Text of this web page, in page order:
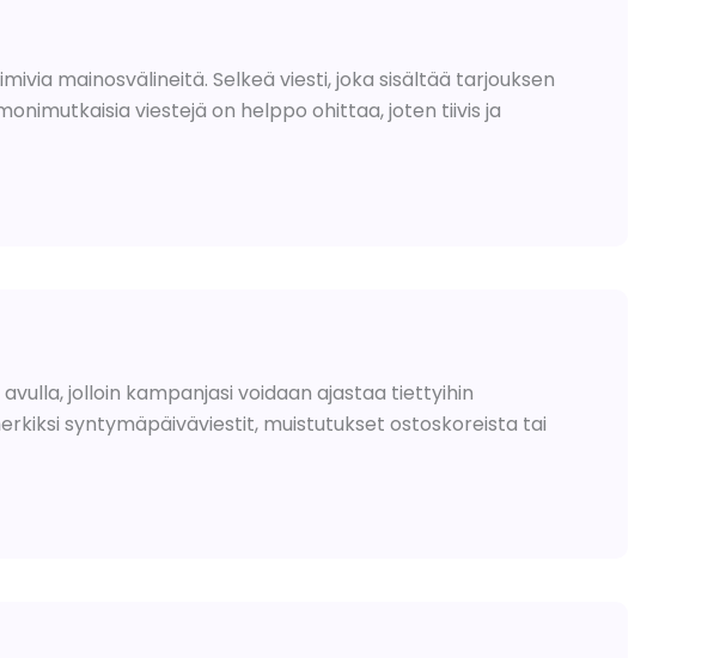
mainosvälineitä. Selkeä viesti, joka sisältää tarjouksen
viestejä on helppo ohittaa, joten tiivis ja
jolloin kampanjasi voidaan ajastaa tiettyihin
syntymäpäiväviestit, muistutukset ostoskoreista tai